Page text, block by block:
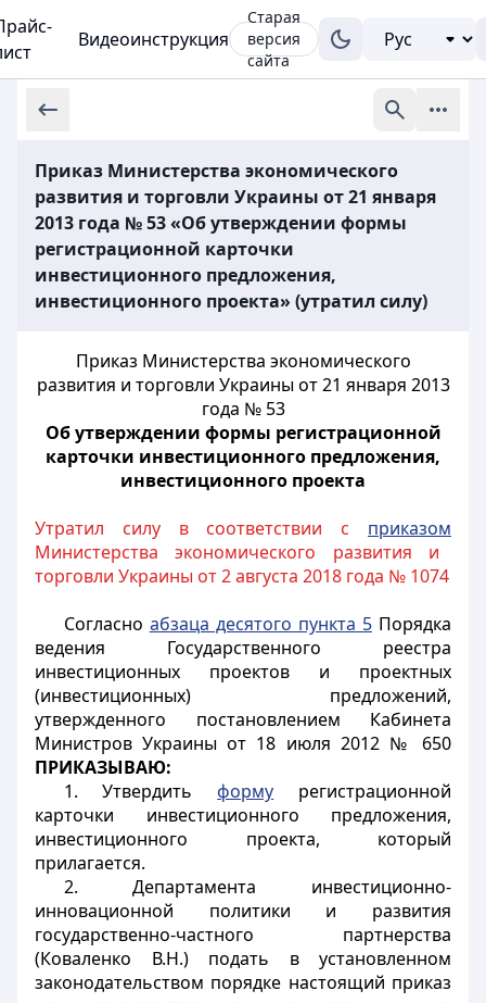
Видеоинструкция
Старая
версия
сайта
Приказ Министерства экономического
развития и торговли Украины от 21 января
2013 года № 53 «Об утверждении формы
регистрационной карточки
инвестиционного предложения,
инвестиционного проекта» (утратил силу)
Приказ Министерства экономического
развития и торговли Украины от 21 января 2013
года № 53
Об утверждении формы регистрационной
карточки инвестиционного предложения,
инвестиционного проекта
Утратил силу в соответствии с приказом
Министерства экономического развития и
торговли Украины от 2 августа 2018 года № 1074
Согласно абзаца десятого пункта 5Порядка
ведения Государственного реестра
инвестиционных проектов и проектных
(инвестиционных) предложений,
утвержденного постановлением Кабинета
Министров Украины от 18 июля 2012 № 650
ПРИКАЗЫВАЮ:
1. Утвердитьформу регистрационной
карточки инвестиционного предложения,
инвестиционного проекта, который
прилагается.
2. Департамента инвестиционно-
инновационной политики и развития
государственно-частного партнерства
(Коваленко В.Н.) подать в установленном
законодательством порядке настоящий приказ